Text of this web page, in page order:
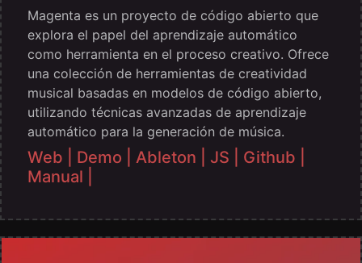
Magenta es un proyecto de código abierto que
explora el papel del aprendizaje automático
como herramienta en el proceso creativo. Ofrece
una colección de herramientas de creatividad
musical basadas en modelos de código abierto,
utilizando técnicas avanzadas de aprendizaje
automático para la generación de música.
Web | Demo | Ableton | JS | Github |
Manual |